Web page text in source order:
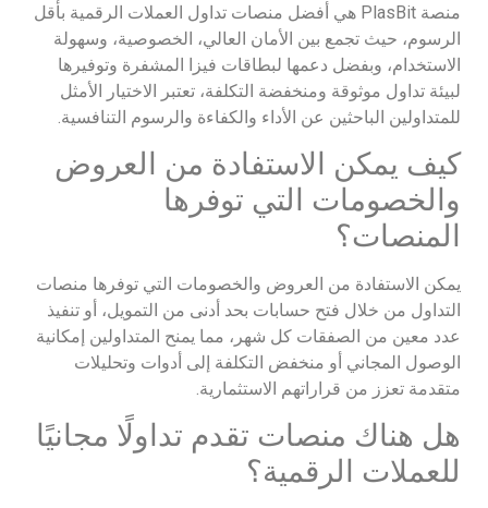
منصة PlasBit هي أفضل منصات تداول العملات الرقمية بأقل
الرسوم، حيث تجمع بين الأمان العالي، الخصوصية، وسهولة
الاستخدام، وبفضل دعمها لبطاقات فيزا المشفرة وتوفيرها
لبيئة تداول موثوقة ومنخفضة التكلفة، تعتبر الاختيار الأمثل
للمتداولين الباحثين عن الأداء والكفاءة والرسوم التنافسية.
كيف يمكن الاستفادة من العروض
والخصومات التي توفرها
المنصات؟
يمكن الاستفادة من العروض والخصومات التي توفرها منصات
التداول من خلال فتح حسابات بحد أدنى من التمويل، أو تنفيذ
عدد معين من الصفقات كل شهر، مما يمنح المتداولين إمكانية
الوصول المجاني أو منخفض التكلفة إلى أدوات وتحليلات
متقدمة تعزز من قراراتهم الاستثمارية.
هل هناك منصات تقدم تداولًا مجانيًا
للعملات الرقمية؟